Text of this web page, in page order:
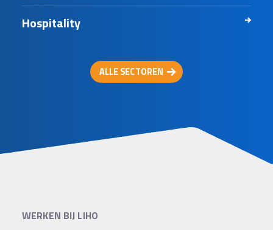
Hospitality
ALLE SECTOREN
WERKEN BIJ LIHO